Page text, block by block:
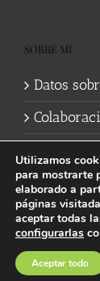
SOBRE MI
Datos
Política de
Utilizamos
para mostrarte
elaborado a
páginas
aceptar todas
configurarlas
Aceptar todo